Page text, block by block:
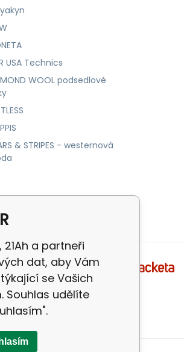
USA Technics
WOOL podsedlové
& STRIPES - westernová
21Ah a partneři
dat, aby Vám
se Vašich
Souhlas udělíte